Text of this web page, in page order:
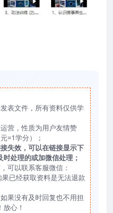
表文件，所有资料仅供学
营，性质为用户友情赞
=1学分）；
失效，可以在链接显示下
处理的或加微信处理；
可以联系客服微信：
已经获取资料是无法退款
果没有及时回复也不用担
心！